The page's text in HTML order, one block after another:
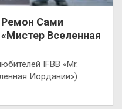
Ремон Сами
Вселенная
IFBB «Mr.
Иордании»)